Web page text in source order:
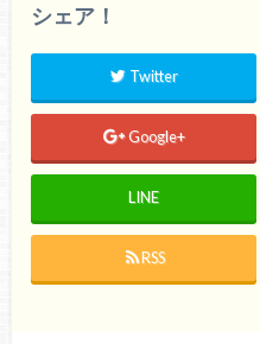
シェア！
Twitter
Google+
LINE
RSS